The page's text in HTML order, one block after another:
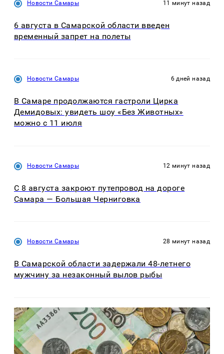
Новости Самары 11 минут назад
6 августа в Самарской области введен
временный запрет на полеты
Новости Самары 6 дней назад
В Самаре продолжаются гастроли Цирка
Демидовых: увидеть шоу «Без Животных»
можно с 11 июля
Новости Самары 12 минут назад
С 8 августа закроют путепровод на дороге
Самара — Большая Черниговка
Новости Самары 28 минут назад
В Самарской области задержали 48-летнего
мужчину за незаконный вылов рыбы